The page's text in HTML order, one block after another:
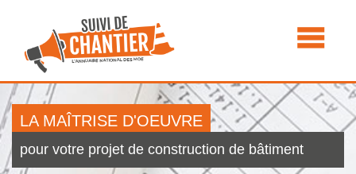
LA MAÎTRISE D'OEUVRE
pour votre projet de construction de bâtiment